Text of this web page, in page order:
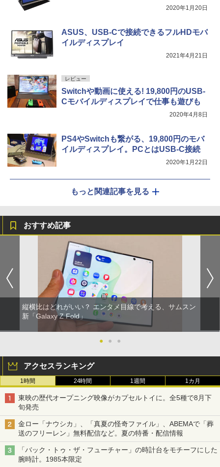
2020年1月20日
ASUS、USB-Cで接続できるフルHDモバ
イルディスプレイ
2021年4月21日
レビュー
Switchや動画に使える! 19,800円のUSB-
Cモバイルディスプレイで仕事も遊びも
2020年4月8日
PS4やSwitchも繋がる、19,800円のモバ
イルディスプレイ。PCとはUSB-C接続
2020年1月22日
もっと関連記事を見る
おすすめ記事
縦横比はどれがいい？ エンタメ目線で考える、サムスン
新「Galaxy Z Fold」
● ● ●
アクセスランキング
1時間 24時間 1週間 1カ月
東映の歴代オープニング映像がカプセルトイに。全5種で8月下
旬発売
金ロー「ナウシカ」、「真夏の怪奇ファイル」、ABEMAで「葬
送のフリーレン」無料配信など。夏の特番・配信情報
「バック・トゥ・ザ・フューチャー」の時計台をモチーフにした
腕時計。1985本限定